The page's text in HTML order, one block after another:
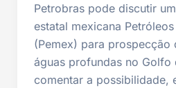
Petrobras pode discutir
estatal mexicana
(Pemex) para prospecção
águas profundas no Golfo
comentar a possibilidade,